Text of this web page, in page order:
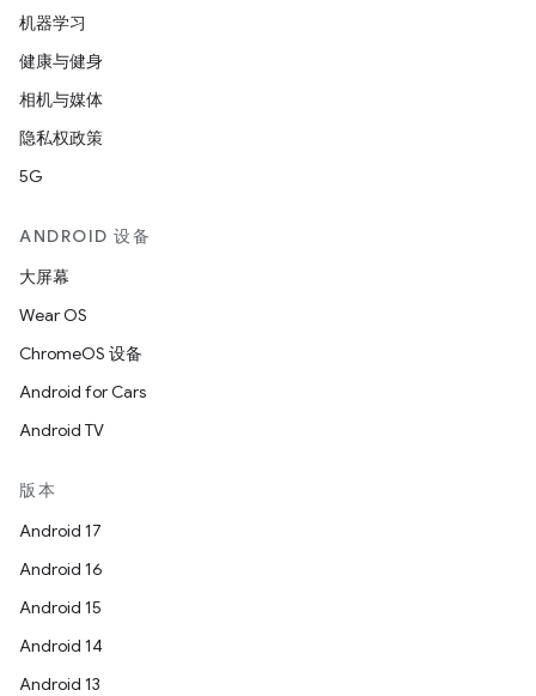
机器学习
健康与健身
相机与媒体
隐私权政策
5G
ANDROID 设备
大屏幕
Wear OS
ChromeOS 设备
Android for Cars
Android TV
版本
Android 17
Android 16
Android 15
Android 14
Android 13